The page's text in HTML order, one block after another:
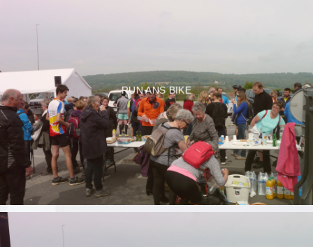
RUN ANS BIKE